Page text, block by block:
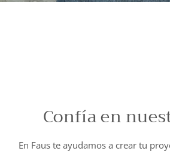
Confía en
En Faus te ayudamos a crear tu